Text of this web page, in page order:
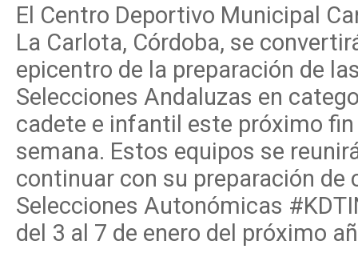
El Centro Deportivo Municipal
La Carlota, Córdoba, se
epicentro de la preparación de
Selecciones Andaluzas en
cadete e infantil este próximo fin
semana. Estos equipos se
continuar con su preparación de
Selecciones Autonómicas
del 3 al 7 de enero del próximo